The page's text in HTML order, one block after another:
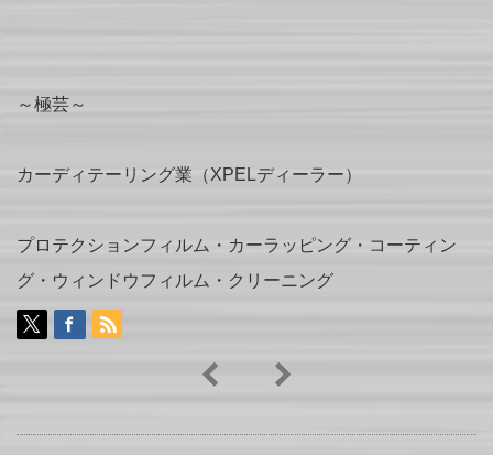
～極芸～
カーディテーリング業（XPELディーラー）
プロテクションフィルム・カーラッピング・コーティン
グ・ウィンドウフィルム・クリーニング